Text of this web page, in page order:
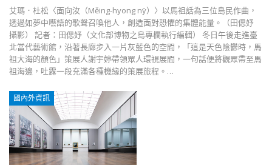
艾瑪．杜松〈面向汝（Měing-hyong nȳ）〉以馬祖話為三位島民作曲，
透過如夢中囈語的歌聲召喚他人，創造面對恐懼的集體能量。（田偲妤
攝影） 記者：田偲妤（文化部博物之島專欄執行編輯） 冬日午後走進臺
北當代藝術館，沿著長廊步入一片灰藍色的空間，「這是天色陰鬱時，馬
祖大海的顏色」策展人謝宇婷帶領眾人環視展間，一句話便將觀眾帶至馬
祖海邊，吐露一段充滿各種機緣的策展旅程。…
國內外資訊